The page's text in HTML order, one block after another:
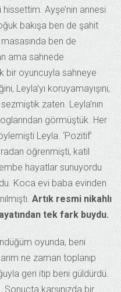
Ayşe’nin annesi
bakışa ben de şahit
ben de
ama sahnede
bir oyuncuyla sahneye
Leyla’yı koruyamayışını,
zaten. Leyla’nın
görmüştük. Her
Leyla. ‘Pozitif’
öğrenmişti, katil
hayatlar sunuyordu
Koca evi baba evinden
Artık resmi nikahlı
tek fark buydu.
oyunda, beni
ne zaman toplanıp
geri itip beni güldürdü.
Sonuçta karşınızda bir